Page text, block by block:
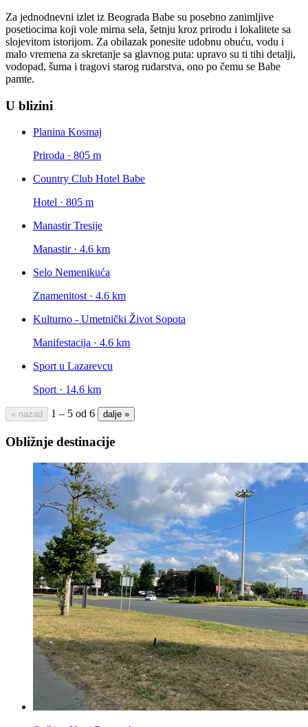
Za jednodnevni izlet iz Beograda Babe su posebno zanimljive
posetiocima koji vole mirna sela, šetnju kroz prirodu i lokalitete sa
slojevitom istorijom. Za obilazak ponesite udobnu obuću, vodu i
malo vremena za skretanje sa glavnog puta: upravo su ti tihi detalji,
vodopad, šuma i tragovi starog rudarstva, ono po čemu se Babe
pamte.
U blizini
Planina Kosmaj
Priroda · 805 m
Country Club Hotel Babe
Hotel · 805 m
Manastir Tresije
Manastir · 4.6 km
Selo Nemenikuća
Znamenitost · 4.6 km
Kulturno - Umetnički Život Sopota
Manifestacija · 4.6 km
Sport u Lazarevcu
Sport · 14.6 km
« nazad 1 – 5 od 6 dalje »
Obližnje destinacije